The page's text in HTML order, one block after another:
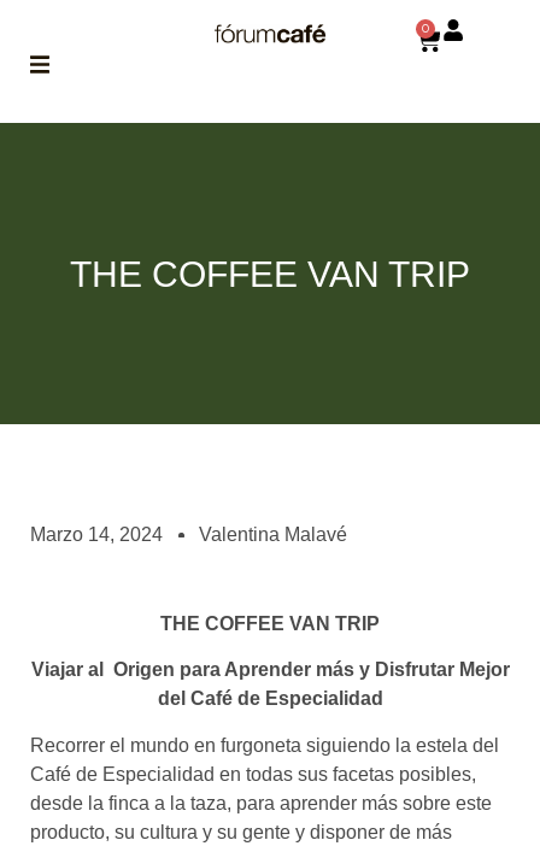
de fórum
asociados
enseñarnos
¡te imaginas vivir de tu pasión
por el café?
CONTACTO
0
THE COFFEE VAN TRIP
Marzo 14, 2024 Valentina Malavé
THE COFFEE VAN TRIP
Viajar al Origen para Aprender más y Disfrutar Mejor
del Café de Especialidad
Recorrer el mundo en furgoneta siguiendo la estela del
Café de Especialidad en todas sus facetas posibles,
desde la finca a la taza, para aprender más sobre este
producto, su cultura y su gente y disponer de más